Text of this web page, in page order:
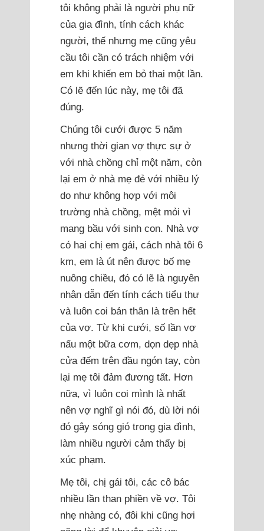
tôi không phải là người phụ nữ
của gia đình, tính cách khác
người, thế nhưng mẹ cũng yêu
cầu tôi cần có trách nhiệm với
em khi khiến em bỏ thai một lần.
Có lẽ đến lúc này, mẹ tôi đã
đúng.
Chúng tôi cưới được 5 năm
nhưng thời gian vợ thực sự ở
với nhà chồng chỉ một năm, còn
lại em ở nhà mẹ đẻ với nhiều lý
do như không hợp với môi
trường nhà chồng, mệt mỏi vì
mang bầu với sinh con. Nhà vợ
có hai chị em gái, cách nhà tôi 6
km, em là út nên được bố mẹ
nuông chiều, đó có lẽ là nguyên
nhân dẫn đến tính cách tiểu thư
và luôn coi bản thân là trên hết
của vợ. Từ khi cưới, số lần vợ
nấu một bữa cơm, dọn dẹp nhà
cửa đếm trên đầu ngón tay, còn
lại mẹ tôi đảm đương tất. Hơn
nữa, vì luôn coi mình là nhất
nên vợ nghĩ gì nói đó, dù lời nói
đó gây sóng gió trong gia đình,
làm nhiều người cảm thấy bị
xúc phạm.
Mẹ tôi, chị gái tôi, các cô bác
nhiều lần than phiền về vợ. Tôi
nhẹ nhàng có, đôi khi cũng hơi